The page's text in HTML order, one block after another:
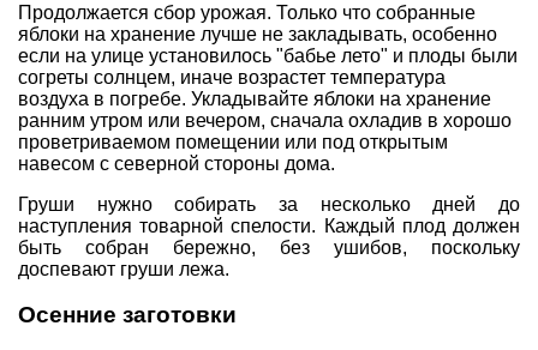
Продолжается сбор урожая. Только что собранные
яблоки на хранение лучше не закладывать, особенно
если на улице установилось "бабье лето" и плоды были
согреты солнцем, иначе возрастет температура
воздуха в погребе. Укладывайте яблоки на хранение
ранним утром или вечером, сначала охладив в хорошо
проветриваемом помещении или под открытым
навесом с северной стороны дома.
Груши нужно собирать за несколько дней до
наступления товарной спелости. Каждый плод должен
быть собран бережно, без ушибов, поскольку
доспевают груши лежа.
Осенние заготовки